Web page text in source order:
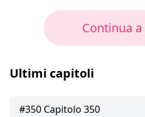
Continua
Ultimi capitoli
#350 Capitolo 350